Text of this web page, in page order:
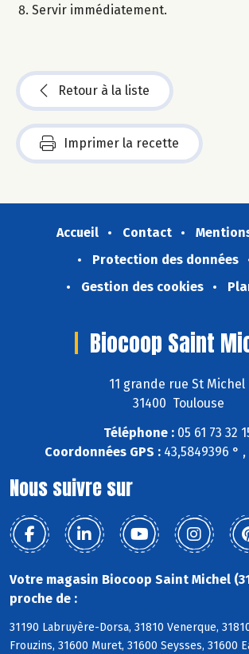
Servir immédiatement.
Retour à la liste
Imprimer la recette
Accueil Contact
Protection des données
Gestion des cookies
Biocoop Saint
11 grande rue St Michel
31400 Toulouse
Téléphone : 05 61 73 32
Coordonnées GPS :43,5849396 ° ,
Nous suivre sur
Votre magasin Biocoop Saint Michel
proche de :
31190 Labruyère-Dorsa, 31810 Venerque,
Frouzins, 31600 Muret, 31600 Seysses, 31600